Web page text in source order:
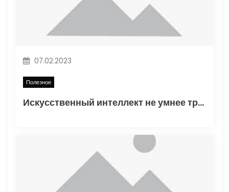
и
07.02.2023
Полезное
Искусственный интеллект не умнее трехлетнего ребенка